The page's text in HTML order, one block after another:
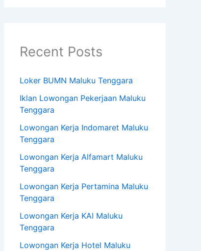
Recent Posts
Loker BUMN Maluku Tenggara
Iklan Lowongan Pekerjaan Maluku
Tenggara
Lowongan Kerja Indomaret Maluku
Tenggara
Lowongan Kerja Alfamart Maluku
Tenggara
Lowongan Kerja Pertamina Maluku
Tenggara
Lowongan Kerja KAI Maluku
Tenggara
Lowongan Kerja Hotel Maluku